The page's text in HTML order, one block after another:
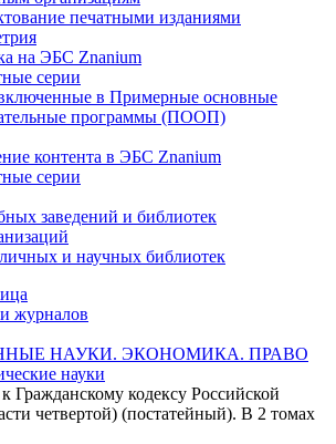
печатными изданиями
на ЭБС Znanium
серии
в Примерные основные
программы (ПООП)
контента в ЭБС Znanium
серии
заведений и библиотек
и научных библиотек
журналов
НАУКИ. ЭКОНОМИКА. ПРАВО
науки
Гражданскому кодексу Российской
четвертой) (постатейный). В 2 томах